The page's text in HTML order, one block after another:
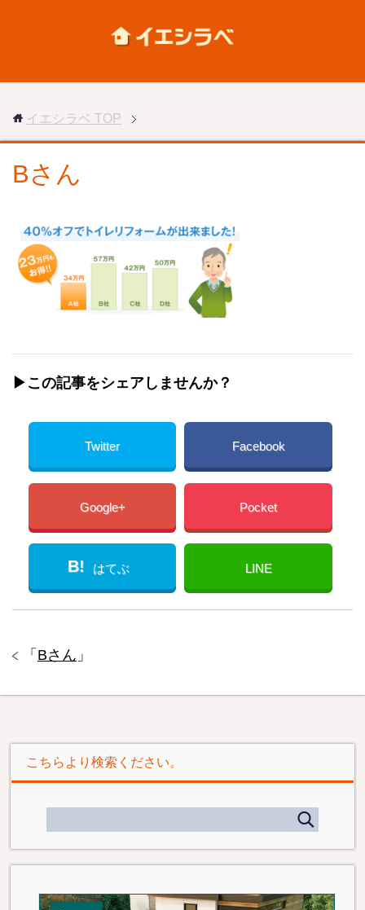
イエシラベ TOP
Bさん
▶︎この記事をシェアしませんか？
Twitter Facebook
Google+ Pocket
B! はてぶ LINE
「 Bさん 」
こちらより検索ください。